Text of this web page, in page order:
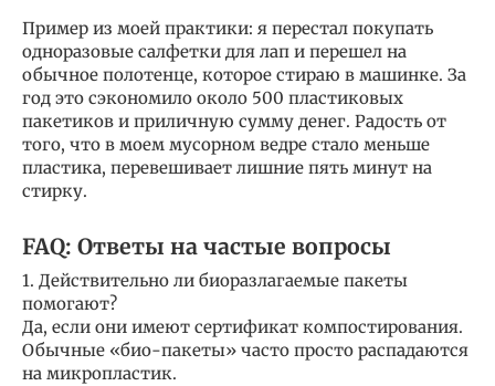
Пример из моей практики: я перестал покупать
одноразовые салфетки для лап и перешел на
обычное полотенце, которое стираю в машинке. За
год это сэкономило около 500 пластиковых
пакетиков и приличную сумму денег. Радость от
того, что в моем мусорном ведре стало меньше
пластика, перевешивает лишние пять минут на
стирку.
FAQ: Ответы на частые вопросы
1. Действительно ли биоразлагаемые пакеты
помогают?
Да, если они имеют сертификат компостирования.
Обычные «био-пакеты» часто просто распадаются
на микропластик.